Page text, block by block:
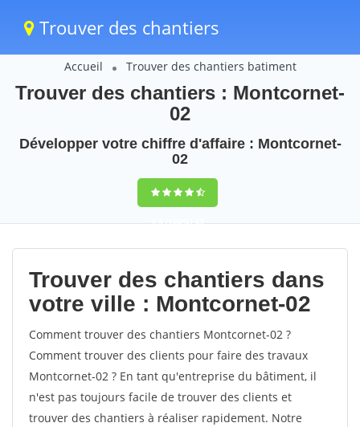
Trouver des chantiers
Accueil Trouver des chantiers batiment
Trouver des chantiers : Montcornet-
02
Développer votre chiffre d'affaire : Montcornet-
02
9,5(100%)43
votes
Trouver des chantiers dans
votre ville : Montcornet-02
Comment trouver des chantiers Montcornet-02 ?
Comment trouver des clients pour faire des travaux
Montcornet-02 ? En tant qu'entreprise du bâtiment, il
n'est pas toujours facile de trouver des clients et
trouver des chantiers à réaliser rapidement. Notre